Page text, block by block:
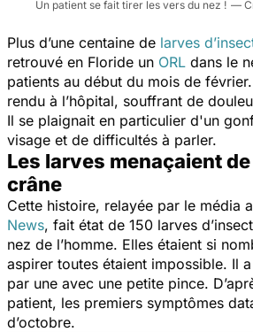
Un patient se fait tirer les vers du nez !
Plus d’une centaine de larves
retrouvé en Floride un ORL dans le
patients au début du mois de février.
rendu à l’hôpital, souffrant de
Il se plaignait en particulier d'un
visage et de difficultés à parler.
Les larves menaçaient
crâne
Cette histoire, relayée par le média
News, fait état de 150 larves
nez de l’homme. Elles étaient si
aspirer toutes étaient impossible. Il
par une avec une petite pince.
patient, les premiers symptômes
d’octobre.